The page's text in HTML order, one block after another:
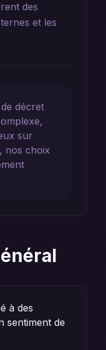
des
et les
décret
sur
nos choix
à des
sentiment de